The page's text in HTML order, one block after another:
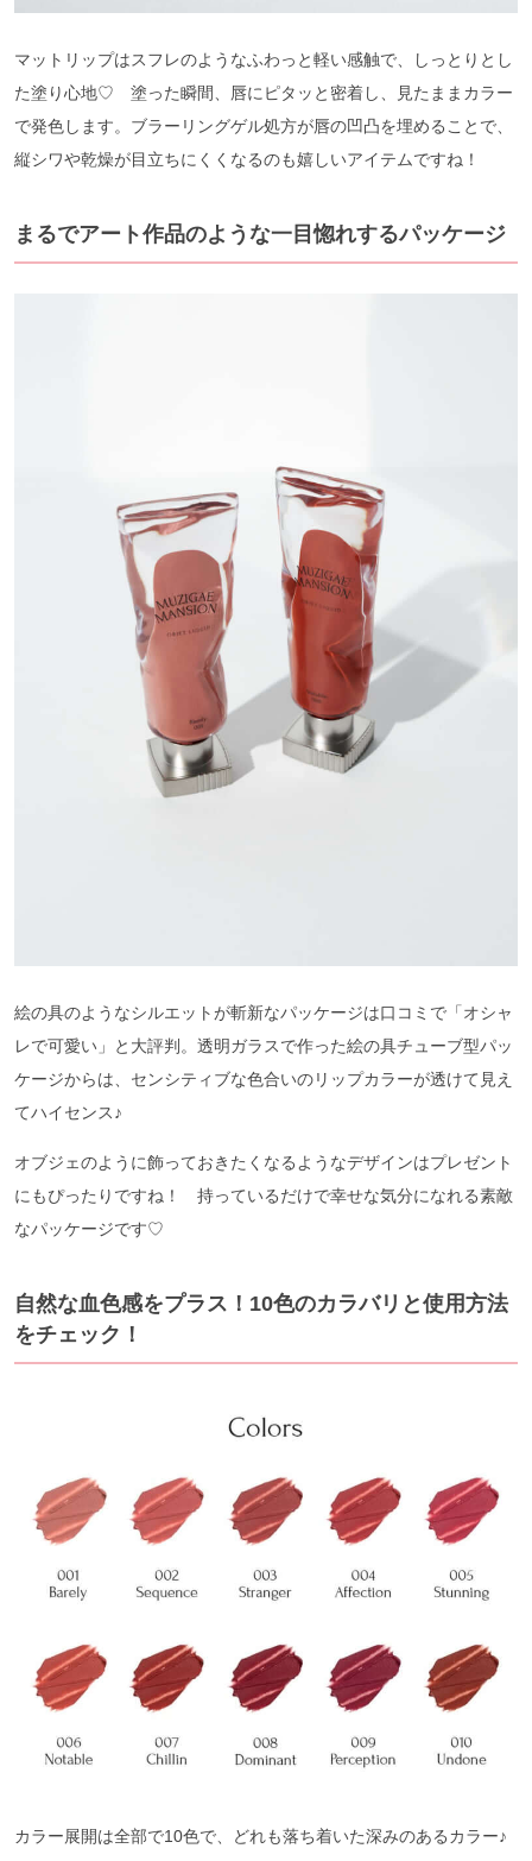
マットリップはスフレのようなふわっと軽い感触で、しっとりとし
た塗り心地♡ 塗った瞬間、唇にピタッと密着し、見たままカラー
で発色します。ブラーリングゲル処方が唇の凹凸を埋めることで、
縦シワや乾燥が目立ちにくくなるのも嬉しいアイテムですね！
まるでアート作品のような一目惚れするパッケージ
絵の具のようなシルエットが斬新なパッケージは口コミで「オシャ
レで可愛い」と大評判。透明ガラスで作った絵の具チューブ型パッ
ケージからは、センシティブな色合いのリップカラーが透けて見え
てハイセンス♪
オブジェのように飾っておきたくなるようなデザインはプレゼント
にもぴったりですね！ 持っているだけで幸せな気分になれる素敵
なパッケージです♡
自然な血色感をプラス！10色のカラバリと使用方法
をチェック！
カラー展開は全部で10色で、どれも落ち着いた深みのあるカラー♪